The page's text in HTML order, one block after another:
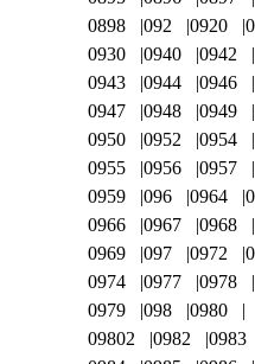
0898
092 0920
0930
0940
0942
0943
0944
0946
0947
0948 0949
0950
0952
0954
0955
0956
0957
0959
096 0964
0966
0967
0968
0969
097 0972
0974
0977
0978
0979
098
0980
09802
0982
0983